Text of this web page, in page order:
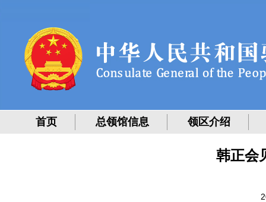
首页 总领馆信息 领区介绍
韩正会